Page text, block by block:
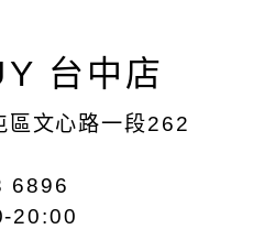
台中店
區文心路一段262
6896
20:00